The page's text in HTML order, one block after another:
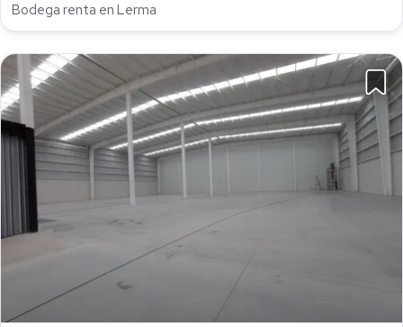
Bodega renta en Lerma